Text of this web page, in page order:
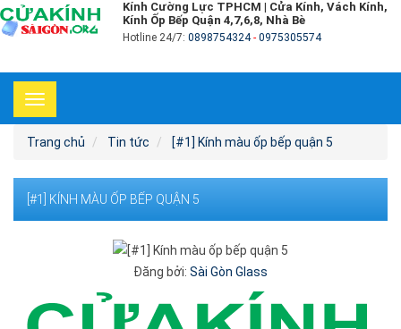
Kính Cường Lực TPHCM | Cửa Kính, Vách Kính,
Kính Ốp Bếp Quận 4,7,6,8, Nhà Bè
Hotline 24/7: 0898754324- 0975305574
Toggle
navigation
Trang chủ
Tin tức [#1] Kính màu ốp bếp quận 5
[#1] KÍNH MÀU ỐP BẾP QUẬN 5
Đăng bởi: Sài Gòn Glass